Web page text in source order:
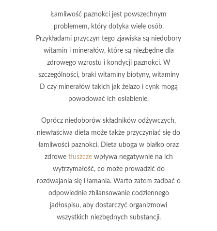
Łamliwość paznokci jest powszechnym
problemem, który dotyka wiele osób.
Przykładami przyczyn tego zjawiska są niedobory
witamin i minerałów, które są niezbędne dla
zdrowego wzrostu i kondycji paznokci. W
szczególności, braki witaminy biotyny, witaminy
D czy minerałów takich jak żelazo i cynk mogą
powodować ich osłabienie.
Oprócz niedoborów składników odżywczych,
niewłaściwa dieta może także przyczyniać się do
łamliwości paznokci. Dieta uboga w białko oraz
zdrowe tłuszczewpływa negatywnie na ich
wytrzymałość, co może prowadzić do
rozdwajania się i łamania. Warto zatem zadbać o
odpowiednie zbilansowanie codziennego
jadłospisu, aby dostarczyć organizmowi
wszystkich niezbędnych substancji.